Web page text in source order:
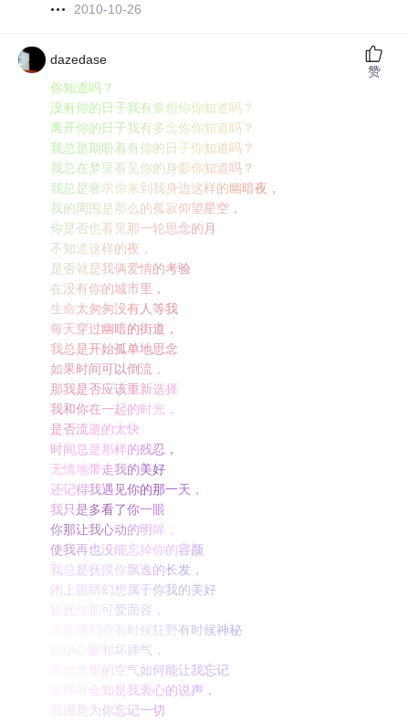
2010-10-26
dazedase
你知道吗 ？
没有你的 日子我有多想你你知道吗 ？
离开你的 日子我有多念你你知道吗 ？
我总是期盼着有你的 日子你知道吗 ？
我总在梦里看 见你的身影你知道吗 ？
我总是奢求你来到我身边这样的幽暗夜 ，
我的 周 围 是那么的孤寂仰望星空 ，
你是否也看 见那一轮思念的月
不知道这样的夜 ，
是否就是我俩爱情的考验
在没有你的城市里 ，
生命太匆匆没有人等我
每天穿过幽暗的街道 ，
我总是开始孤单地思念
如果时间可以倒流 ，
那我是否应该重新选择
我和你在一起的时光 ，
是否流逝的太快
时间总是那样的残忍 ，
无情地带走我的美好
还记得我遇 见你的那一天 ，
我只是多看了你一眼
你那让我心动的明 眸 ，
使我再也没能忘掉你的容颜
我总是抚摸你飘逸的长发 ，
闭
上 眼 睛幻想属于你我的美好
轻抚 你那可 爱面容 ，
你有 时 候狂野有时候神秘
心 眼和坏脾气 ，
水里 的空气如何能让我忘记
可 会知是我衷心的说声 ，
我愿意为你忘记一切
赞